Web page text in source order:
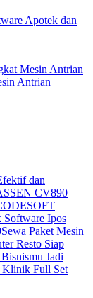
Apotek dan
Mesin Antrian
Antrian
dan
CV890
Ipos
Sewa Paket Mesin
Resto Siap
Jadi
Klinik Full Set